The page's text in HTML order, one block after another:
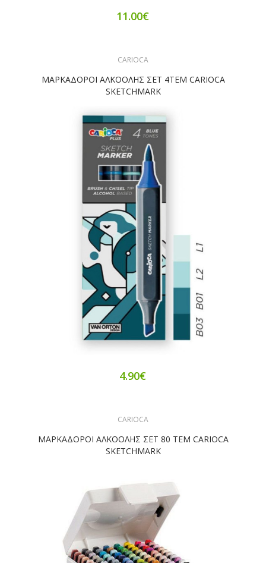
11.00€
CARIOCA
ΜΑΡΚΑΔΟΡΟΙ ΑΛΚΟΟΛΗΣ ΣΕΤ 4ΤΕΜ CARIOCA
SKETCHMARK
4.90€
CARIOCA
ΜΑΡΚΑΔΟΡΟΙ ΑΛΚΟΟΛΗΣ ΣΕΤ 80 ΤΕΜ CARIOCA
SKETCHMARK